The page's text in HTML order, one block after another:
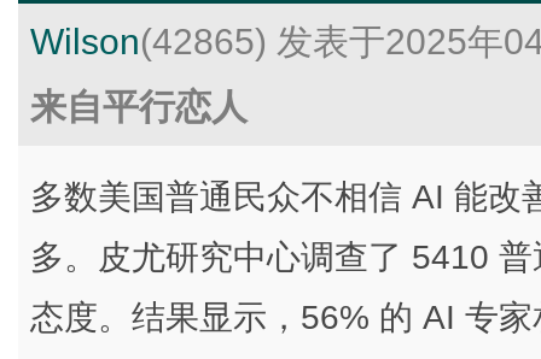
Wilson(42865) 发表于2025年
来自平行恋人
多数美国普通民众不相信 AI 能
多。皮尤研究中心调查了 5410
态度。结果显示，56% 的 AI 专